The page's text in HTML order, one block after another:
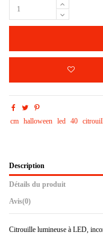
cm halloween led 40
Description
Détails du produit
Avis(0)
Citrouille lumineuse à LED,